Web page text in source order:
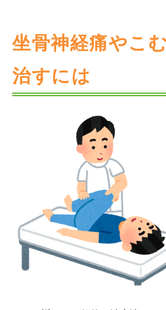
坐骨神経痛やこ
治すには